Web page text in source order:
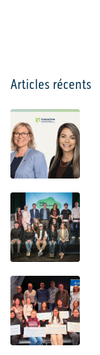
Articles récents